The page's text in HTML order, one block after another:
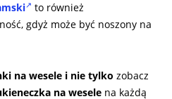
to również
gdyż może być noszony na
na wesele i nie tylko zobacz
na wesele na każdą